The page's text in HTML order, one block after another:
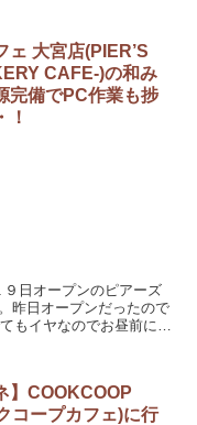
ェ 大宮店(PIER’S
CAFE-)の和み
完備でPC作業も捗
！
日オープンのピアーズ
昨日オープンだったので
もイヤなのでお昼前に行
】COOKCOOP
コープカフェ)に行